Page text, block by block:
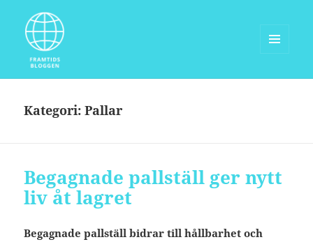
WIDGETS
Kategori:Pallar
Begagnade pallställ ger nytt
liv åt lagret
Begagnade pallställ bidrar till hållbarhet och